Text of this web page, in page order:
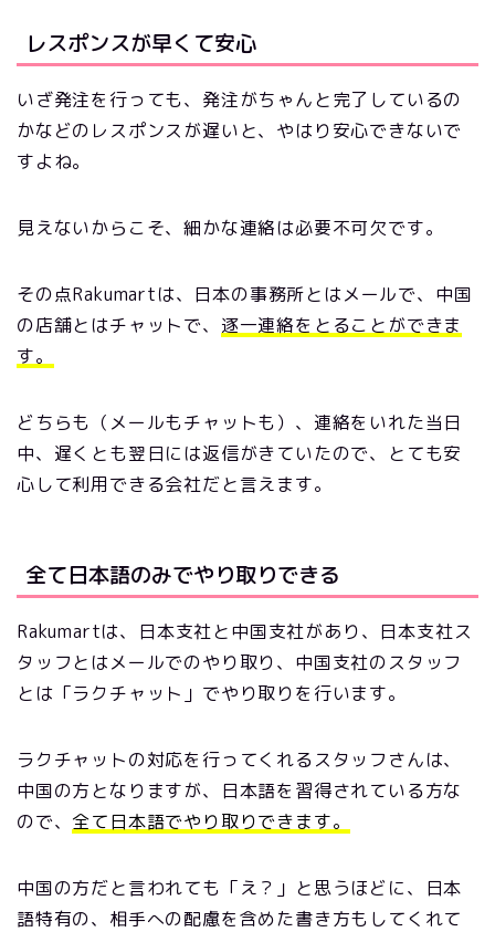
レスポンスが早くて安心
いざ発注を行っても、発注がちゃんと完了しているの
かなどのレスポンスが遅いと、やはり安心できないで
すよね。
見えないからこそ、細かな連絡は必要不可欠です。
その点Rakumartは、日本の事務所とはメールで、中国
の店舗とはチャットで、 逐一連絡をとることができま
す。
どちらも（メールもチャットも）、連絡をいれた当日
中、遅くとも翌日には返信がきていたので、とても安
心して利用できる会社だと言えます。
全て日本語のみでやり取りできる
Rakumartは、日本支社と中国支社があり、日本支社ス
タッフとはメールでのやり取り、中国支社のスタッフ
とは「ラクチャット」でやり取りを行います。
ラクチャットの対応を行ってくれるスタッフさんは、
中国の方となりますが、日本語を習得されている方な
ので、 全て日本語でやり取りできます。
中国の方だと言われても「え？」と思うほどに、日本
語特有の、相手への配慮を含めた書き方もしてくれて